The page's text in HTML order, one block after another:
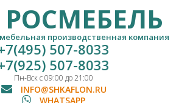
РОСМЕБЕЛЬ
мебельная производственная компания
507-8033
507-8033
Пн-Вск с 09:00 до 21:00
INFO@SHKAFLON.RU
WHATSAPP